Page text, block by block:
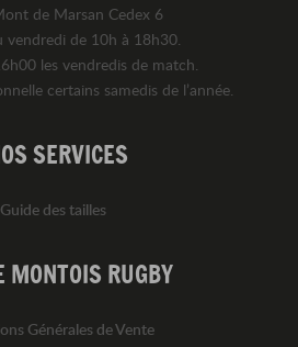
de Marsan Cedex 6
vendredi de 10h à 18h30.
les vendredis de match.
certains samedis de l’année.
SERVICES
Guide des tailles
MONTOIS RUGBY
Générales de Vente